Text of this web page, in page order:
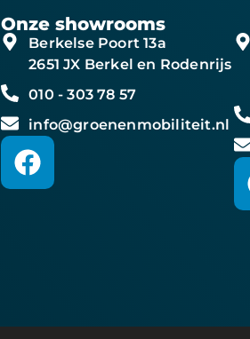
Onze showrooms
Berkelse Poort 13a
2651 JX Berkel en Rodenrijs
010 - 303 78 57
info@groenenmobiliteit.nl